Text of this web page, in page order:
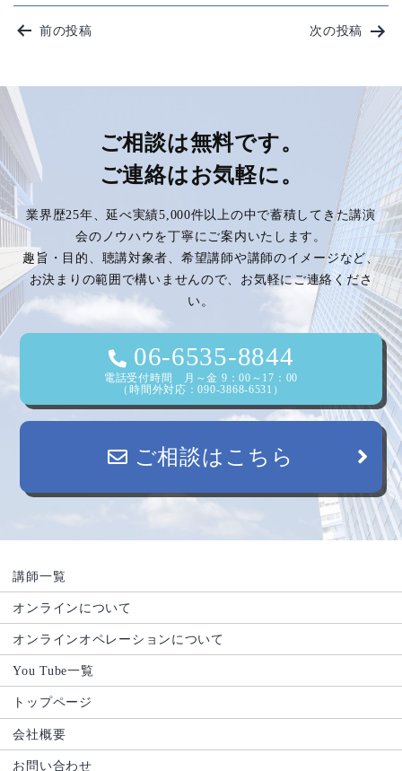
投
ナ
ビ
ゲ
ー
シ
ョ
ン
前の投稿 次の投稿
ご相談は無料です。
ご連絡はお気軽に。
業界歴25年、延べ実績5,000件以上の中で蓄積してきた講演
会のノウハウを丁寧にご案内いたします。
趣旨・目的、聴講対象者、希望講師や講師のイメージなど、
お決まりの範囲で構いませんので、お気軽にご連絡くださ
い。
06-6535-8844
電話受付時間 月～金 9：00～17：00
（時間外対応：090-3868-6531）
ご相談はこちら
講師一覧
オンラインについて
オンラインオペレーションについて
You Tube一覧
トップページ
会社概要
お問い合わせ